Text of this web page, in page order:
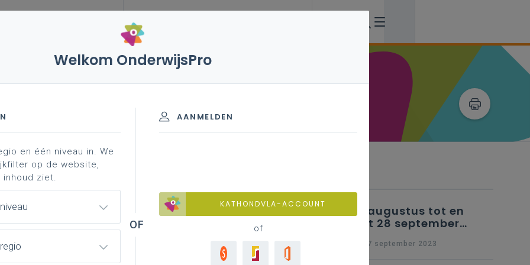
27 oktober 2022 – clb en doorverwijzingen naar
2020-2023
naar
dan al een specifieke CLB-invalshoek gehad
dan12 oktober 2022
25 augustus tot en
met 28 september
vragen
wo 27 september 2023
Welkom OnderwijsPro
AANMELDEN
KATHONDVLA-ACCOUNT
of
en één niveau in. We
op de website,
ziet.